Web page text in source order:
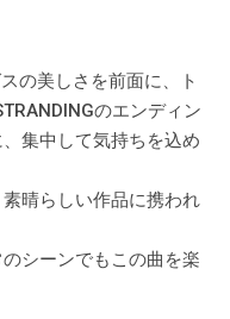
の美しさを前面に、ト
のエンディン
集中して気持ちを込め
晴らしい作品に携われ
シーンでもこの曲を楽